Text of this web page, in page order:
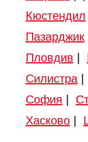
Кюстендил
Пазарджик
Пловдив
Силистра|
София
Хасково|